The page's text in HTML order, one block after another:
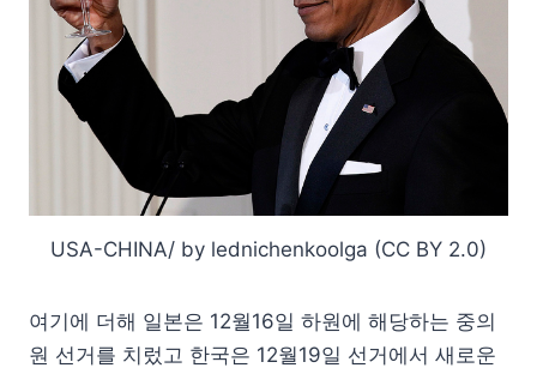
USA-CHINA/ by lednichenkoolga (CC BY 2.0)
여기에 더해 일본은 12월16일 하원에 해당하는 중의
원 선거를 치렀고 한국은 12월19일 선거에서 새로운